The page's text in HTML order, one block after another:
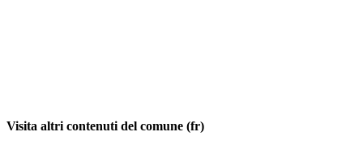
Visita altri contenuti del comune (fr)